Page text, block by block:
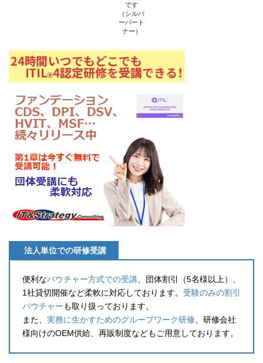
です
（シルバ
ーパート
ナー）
法人単位での研修受講
便利なバウチャー方式での受講 、団体割引（5名様以上）、
1社貸切開催など柔軟に対応しております。 受験のみの割引
バウチャーも取り扱っております。
また、 実務に生かすためのグループワーク研修 、研修会社
様向けのOEM供給、再販制度などもご用意しております。